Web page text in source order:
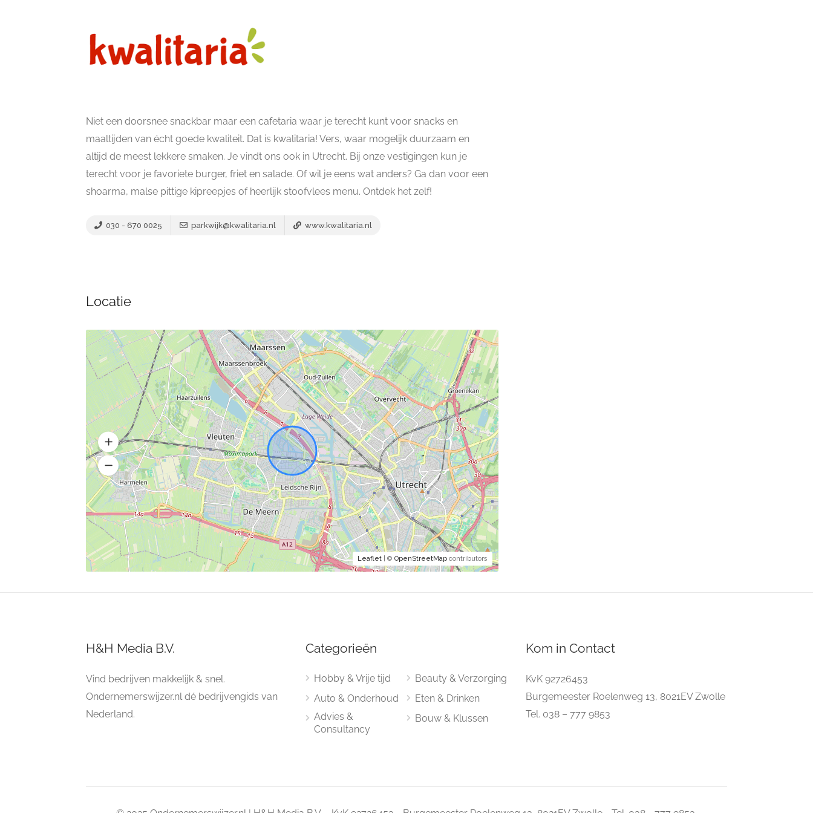
Niet een doorsnee snackbar maar een cafetaria waar je terecht kunt voor snacks en
maaltijden van écht goede kwaliteit. Dat is kwalitaria! Vers, waar mogelijk duurzaam en
altijd de meest lekkere smaken. Je vindt ons ook in Utrecht. Bij onze vestigingen kun je
terecht voor je favoriete burger, friet en salade. Of wil je eens wat anders? Ga dan voor een
shoarma, malse pittige kipreepjes of heerlijk stoofvlees menu. Ontdek het zelf!
030 - 670 0025 parkwijk@kwalitaria.nl www.kwalitaria.nl
Locatie
Leaflet| © OpenStreetMapcontributors
H&H Media B.V.
Vind bedrijven makkelijk & snel.
Ondernemerswijzer.nl dé bedrijvengids van
Nederland.
Categorieën
Hobby & Vrije tijd
Auto & Onderhoud
Advies &
Consultancy
Beauty & Verzorging
Eten & Drinken
Bouw & Klussen
Kom in Contact
KvK 92726453
Burgemeester Roelenweg 13, 8021EV Zwolle
Tel. 038 – 777 9853